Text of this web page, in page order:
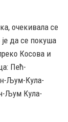
очекивала се
да се покуша
Косова и
Пећ-
Љум-Кула-
Љум Кула-